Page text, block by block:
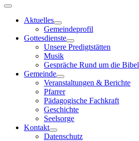
Aktuelles
Gemeindeprofil
Gottesdienste
Unsere Predigtstätten
Musik
Gespräche Rund um die Bibel
Gemeinde
Veranstaltungen & Berichte
Pfarrer
Pädagogische Fachkraft
Geschichte
Seelsorge
Kontakt
Datenschutz